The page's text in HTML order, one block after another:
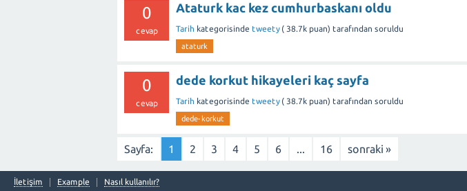
0
cevap
Ataturk kac kez cumhurbaskanı oldu
Tarih kategorisinde tweety ( 38.7k puan) tarafından soruldu
ataturk
0
cevap
dede korkut hikayeleri kaç sayfa
Tarih kategorisinde tweety ( 38.7k puan) tarafından soruldu
dede-korkut
Sayfa: 1 2 3 4 5 6 ... 16 sonraki »
İletişim Example Nasıl kullanılır?